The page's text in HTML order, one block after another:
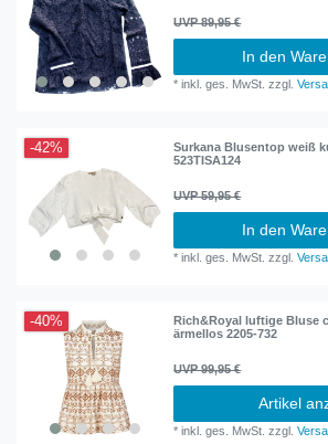
UVP 89,95 €
In den
*inkl. ges. MwSt. zzgl.
-42%
Surkana Blusentop weiß
523TISA124
UVP 59,95 €
In den
*inkl. ges. MwSt. zzgl.
-40%
Rich&Royal luftige Bluse
ärmellos 2205-732
UVP 99,95 €
Artikel
*inkl. ges. MwSt. zzgl.